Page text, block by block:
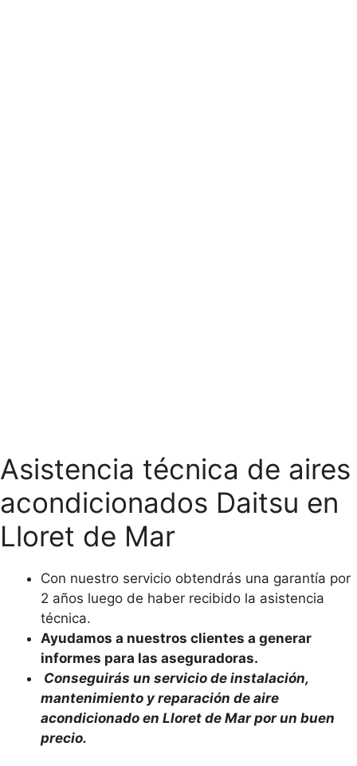
Asistencia técnica de aires
acondicionados Daitsu en
Lloret de Mar
Con nuestro servicio obtendrás una garantía por
2 años luego de haber recibido la asistencia
técnica.
Ayudamos a nuestros clientes a generar
informes para las aseguradoras.
Conseguirás un servicio de instalación,
mantenimiento y reparación de aire
acondicionado en Lloret de Mar por un buen
precio.